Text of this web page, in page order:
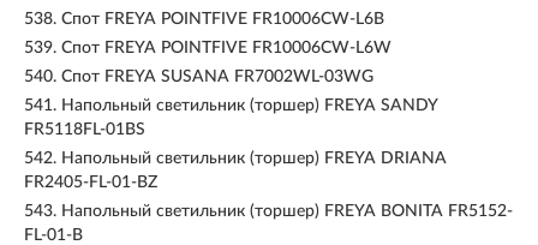
538. Спот FREYA POINTFIVE FR10006CW-L6B
539. Спот FREYA POINTFIVE FR10006CW-L6W
540. Спот FREYA SUSANA FR7002WL-03WG
541. Напольный светильник (торшер) FREYA SANDY
FR5118FL-01BS
542. Напольный светильник (торшер) FREYA DRIANA
FR2405-FL-01-BZ
543. Напольный светильник (торшер) FREYA BONITA FR5152-
FL-01-B